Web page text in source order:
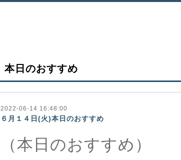
本日のおすすめ
2022-06-14 16:48:00
６月１４日(火)本日のおすすめ
（本日のおすすめ）